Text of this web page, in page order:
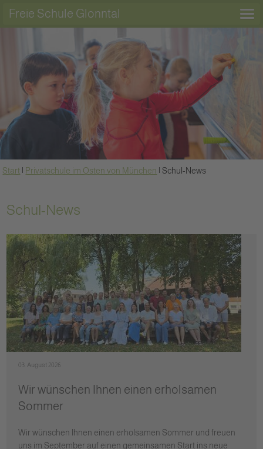
Freie Schule Glonntal
Start Privatschule im Osten von München Schul-News
Schul-News
03. August 2026
Wir wünschen Ihnen einen erholsamen
Sommer
Wir wünschen Ihnen einen erholsamen Sommer und freuen
uns im September auf einen gemeinsamen Start ins neue